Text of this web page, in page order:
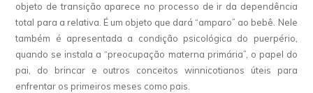
objeto de transição aparece no processo de ir da dependência
total para a relativa. É um objeto que dará “amparo” ao bebê. Nele
também é apresentada a condição psicológica do puerpério,
quando se instala a “preocupação materna primária”, o papel do
pai, do brincar e outros conceitos winnicotianos úteis para
enfrentar os primeiros meses como pais.